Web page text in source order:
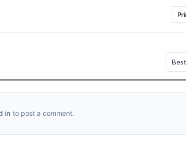
in to post a comment.